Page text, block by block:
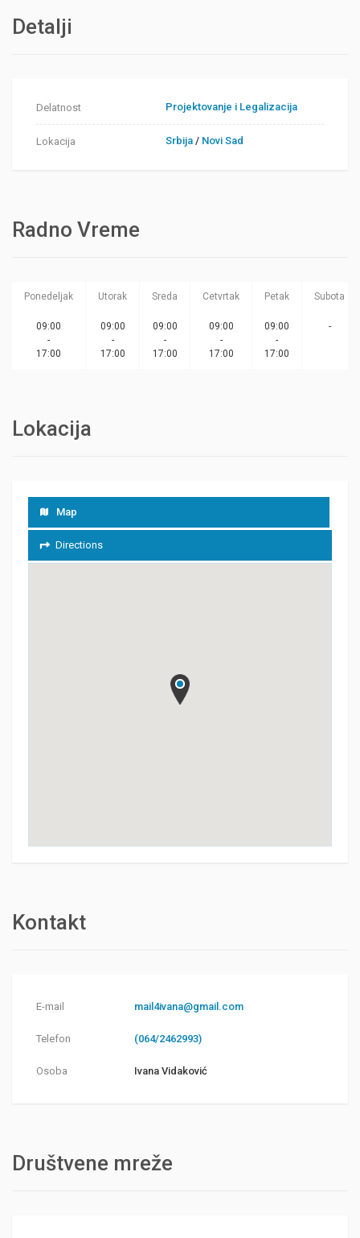
Detalji
Delatnost Projektovanje i Legalizacija
Lokacija Srbija / Novi Sad
Radno Vreme
Ponedeljak Utorak Sreda Cetvrtak Petak Subota
09:00
-
17:00
09:00
-
17:00
09:00
-
17:00
09:00
-
17:00
09:00
-
17:00
-
Lokacija
Map
Directions
Kontakt
E-mail mail4ivana@gmail.com
Telefon (064/2462993)
Osoba Ivana Vidaković
Društvene mreže